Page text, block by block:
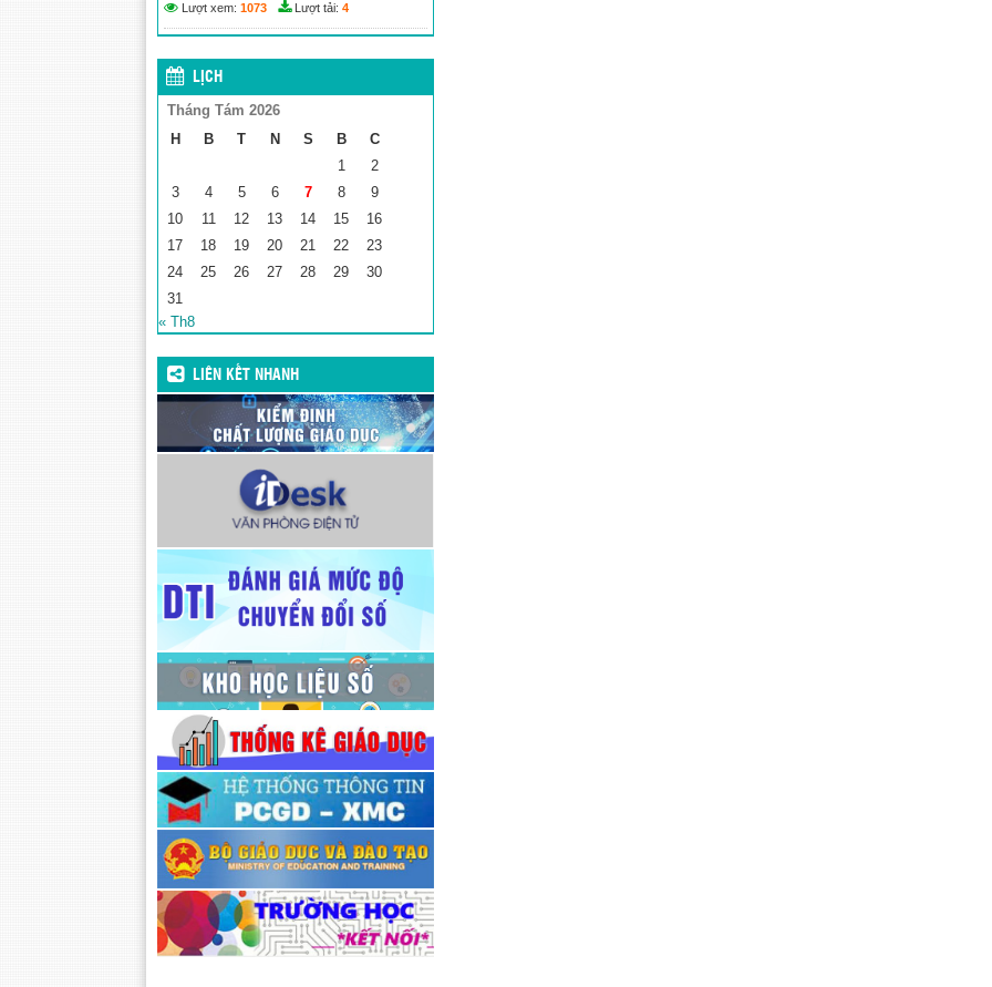
Lượt xem: 1073 Lượt tải: 4
LỊCH
Tháng Tám 2026
H
B T N S B
C
1
2
3
4 5 6 7 8
9
10
11 12 13 14 15
16
17
18 19 20 21 22
23
24
25 26 27 28 29
30
31
« Th8
LIÊN KẾT NHANH